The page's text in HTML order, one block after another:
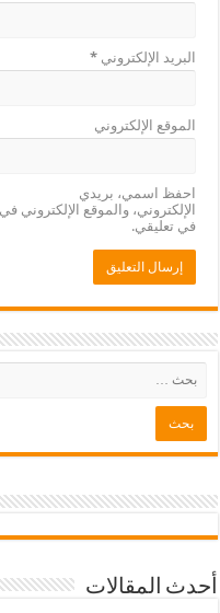
البريد الإلكتروني*
الموقع الإلكتروني
احفظ اسمي، بريدي
الإلكتروني، والموقع الإلكتروني
في تعليقي.
أحدث المقالات